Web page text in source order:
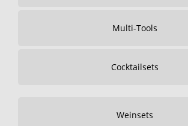
Multi-Tools
Cocktailsets
Weinsets